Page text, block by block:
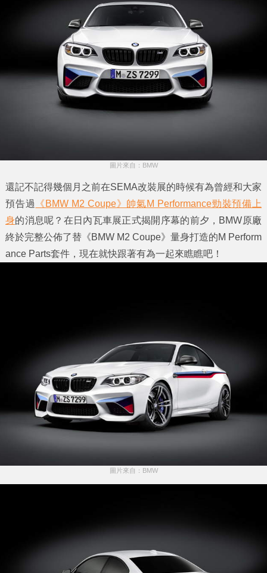
圖片來自：BMW
還記不記得幾個月之前在SEMA改裝展的時候有為曾經和大家
預告過
《BMW M2 Coupe》帥氣M Performance勁裝預備上
身的消息呢？在日內瓦車展正式揭開序幕的前夕，BMW原廠
終於完整公佈了替 《BMW M2 Coupe》量身打造的M Perform
ance Parts套件，現在就快跟著有為一起來瞧瞧吧！
圖片來自：BMW